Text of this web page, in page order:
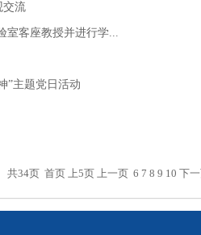
交流
室客座教授并进行学...
”主题党日活动
共34页 首页 上5页 上一页 6 7 8 9 10 下